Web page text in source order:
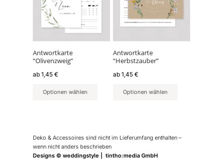
Antwortkarte
“Olivenzweig”
ab 1,45 €
Optionen wählen
Varianten
Die
Optionen
können
auf
der
gewählt
Antwortkarte
“Herbstzauber”
ab1,45€
Optionen wählen
Varianten
auf.
Optionen
können
auf
der
gewählt
Deko & Accessoires sind nicht im Lieferumfang enthalten –
wenn nicht anders beschrieben
Designs © weddingstyle | tintho:media GmbH